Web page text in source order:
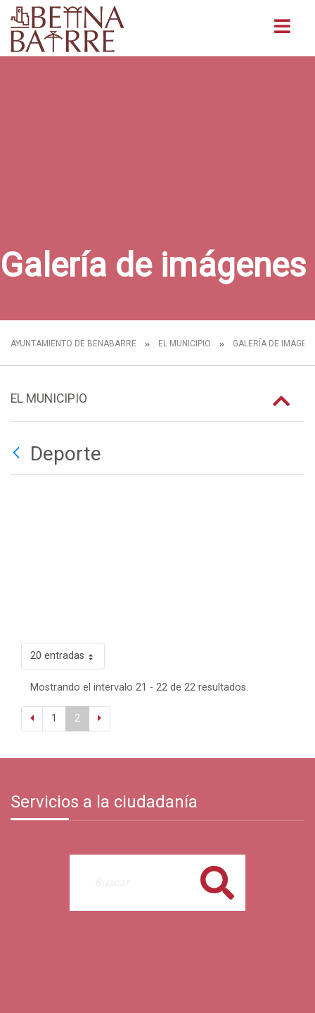
Galería de imágenes
AYUNTAMIENTO DE BENABARRE EL MUNICIPIO GALERÍA DE
EL MUNICIPIO
Deporte
20 entradas
Mostrando el intervalo 21 - 22 de 22 resultados.
1 2
Servicios a la ciudadanía
Buscar